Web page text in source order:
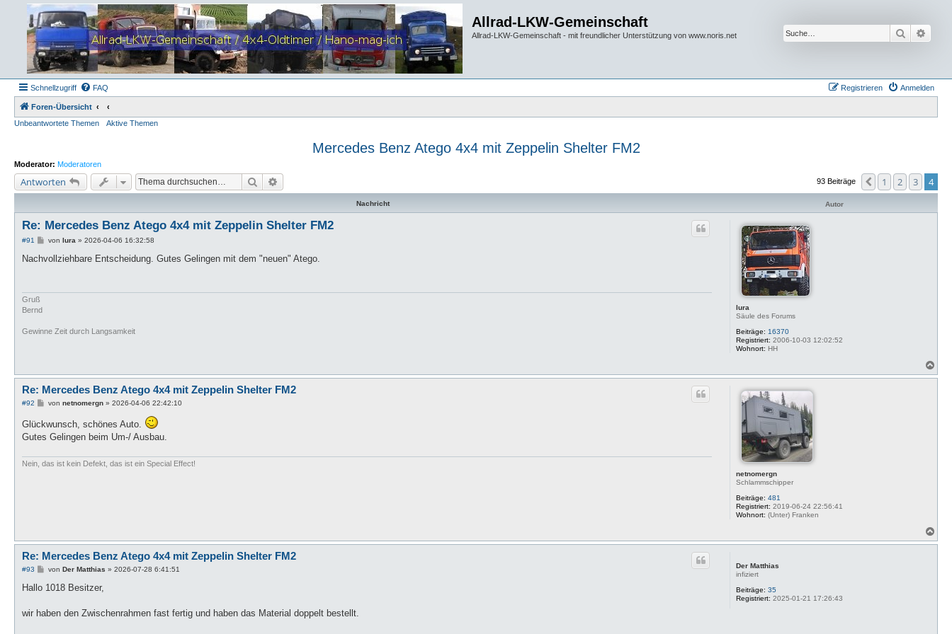
Allrad-LKW-Gemeinschaft
Allrad-LKW-Gemeinschaft - mit freundlicher Unterstützung von www.noris.net Suche
Schnellzugriff FAQ Anmelden
Registrieren
Foren-Übersicht
Unbeantwortete Themen
Aktive Themen
Mercedes Benz Atego 4x4 mit Zeppelin Shelter FM2
Moderator: Moderatoren
Antworten Suche 93 Beiträge Vorherige
1 2 3 4
Nachricht Autor
lura
Säule des Forums
Beiträge: 16370
Registriert: 2006-10-03 12:02:52
Wohnort: HH
Re: Mercedes Benz Atego 4x4 mit Zeppelin Shelter FM2
#91
B
i
von lura » 2026-04-06 16:32:58
Nachvollziehbare Entscheidung. Gutes Gelingen mit dem "neuen" Atego.
Gruß
Bernd
Gewinne Zeit durch Langsamkeit
a
netnomergn
Schlammschipper
Beiträge: 481
Registriert: 2019-06-24 22:56:41
Wohnort: (Unter) Franken
Re: Mercedes Benz Atego 4x4 mit Zeppelin Shelter FM2
#92
B
t
r
von netnomergn» 2026-04-06 22:42:10
Glückwunsch, schönes Auto.
Gutes Gelingen beim Um-/ Ausbau.
Nein, das ist kein Defekt, das ist ein Special Effect!
a
Der Matthias
infiziert
Beiträge: 35
Registriert: 2025-01-21 17:26:43
Re: Mercedes Benz Atego 4x4 mit Zeppelin Shelter FM2
#93
B
i
a
von Der Matthias » 2026-07-28 6:41:51
Hallo 1018 Besitzer,
wir haben den Zwischenrahmen fast fertig und haben das Material doppelt bestellt.